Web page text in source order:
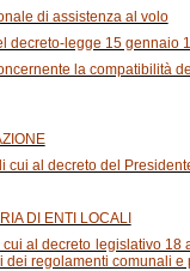
di assistenza al volo
decreto-legge 15 gennaio
la compatibilità
cui al decreto del
DI ENTI LOCALI
al decreto legislativo
regolamenti comunali e